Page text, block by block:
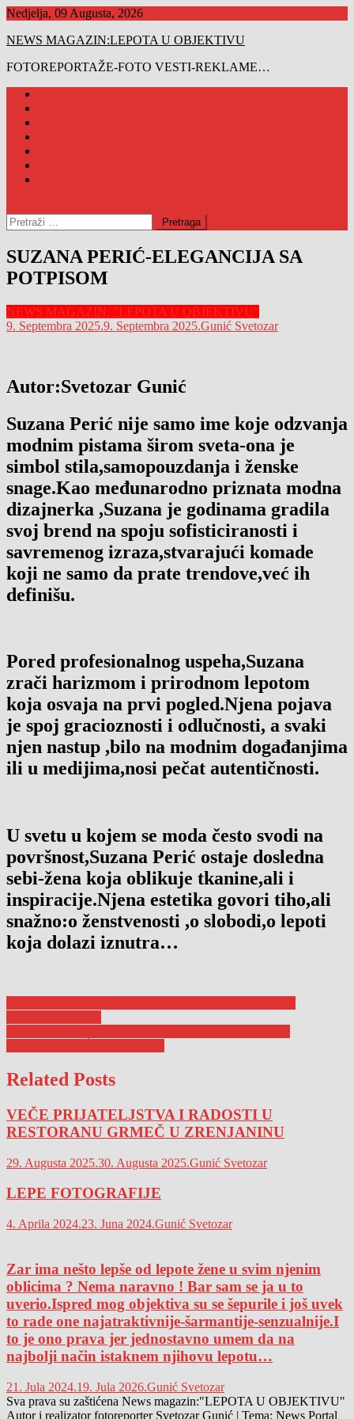
Preskočite
sadržaj
Nedjelja, 09 Augusta, 2026
NEWS MAGAZIN:LEPOTA U OBJEKTIVU
FOTOREPORTAŽE-FOTO VESTI-REKLAME…
Pretraga:
SUZANA PERIĆ-ELEGANCIJA SA
POTPISOM
NEWS MAGAZIN: "LEPOTA U OBJEKTIVU"
9. Septembra 2025.9. Septembra 2025.Gunić Svetozar
Autor:Svetozar Gunić
Suzana Perić nije samo ime koje odzvanja
modnim pistama širom sveta-ona je
simbol stila,samopouzdanja i ženske
snage.Kao međunarodno priznata modna
dizajnerka ,Suzana je godinama gradila
svoj brend na spoju sofisticiranosti i
savremenog izraza,stvarajući komade
koji ne samo da prate trendove,već ih
definišu.
Pored profesionalnog uspeha,Suzana
zrači harizmom i prirodnom lepotom
koja osvaja na prvi pogled.Njena pojava
je spoj gracioznosti i odlučnosti, a svaki
njen nastup ,bilo na modnim događanjima
ili u medijima,nosi pečat autentičnosti.
U svetu u kojem se moda često svodi na
površnost,Suzana Perić ostaje dosledna
sebi-žena koja oblikuje tkanine,ali i
inspiracije.Njena estetika govori tiho,ali
snažno:o ženstvenosti ,o slobodi,o lepoti
koja dolazi iznutra…
Navigacija
članaka
Related Posts
VEČE PRIJATELJSTVA I RADOSTI U
RESTORANU GRMEČ U ZRENJANINU
29. Augusta 2025.30. Augusta 2025.Gunić Svetozar
LEPE FOTOGRAFIJE
4. Aprila 2024.23. Juna 2024.Gunić Svetozar
Zar ima nešto lepše od lepote žene u svim njenim
oblicima ? Nema naravno ! Bar sam se ja u to
uverio.Ispred mog objektiva su se šepurile i još uvek
to rade one najatraktivnije-šarmantije-senzualnije.I
to je ono prava jer jednostavno umem da na
najbolji način istaknem njihovu lepotu…
21. Jula 2024.19. Jula 2026.Gunić Svetozar
Sva prava su zaštićena News magazin:"LEPOTA U OBJEKTIVU"
Autor i realizator fotoreporter Svetozar Gunić | Tema: News Portal